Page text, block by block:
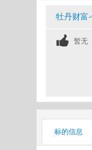
牡丹财富
暂无
标的信息